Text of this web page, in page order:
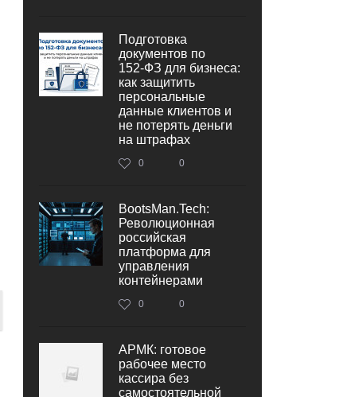
Подготовка
документов по
152‑ФЗ для бизнеса:
как защитить
персональные
данные клиентов и
не потерять деньги
на штрафах
0 0
BootsMan.Tech:
Революционная
российская
платформа для
управления
контейнерами
0 0
АРМК: готовое
рабочее место
кассира без
самостоятельной